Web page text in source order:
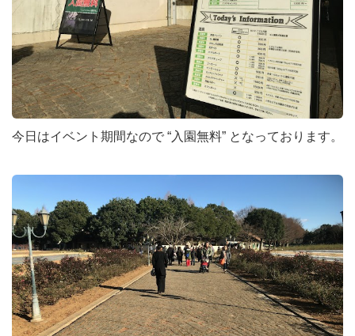
今日はイベント期間なので “入園無料” となっております。